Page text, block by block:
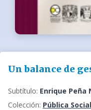
Un balance de
Subtítulo: Enrique Peña
Colección: Pública Social